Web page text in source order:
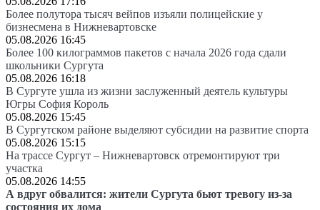
Более полутора тысяч вейпов изъяли полицейские у
бизнесмена в Нижневартовске
05.08.2026 16:45
Более 100 килограммов пакетов с начала 2026 года сдали
школьники Сургута
05.08.2026 16:18
В Сургуте ушла из жизни заслуженный деятель культуры
Югры София Король
05.08.2026 15:45
В Сургутском районе выделяют субсидии на развитие спорта
05.08.2026 15:15
На трассе Сургут – Нижневартовск отремонтируют три
участка
05.08.2026 14:55
А вдруг обвалится: жители Сургута бьют тревогу из-за
состояния их дома